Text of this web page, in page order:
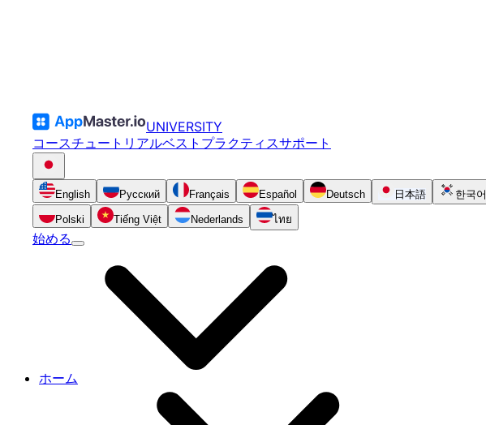
UNIVERSITY
コースチュートリアルベストプラクティスサポート
English Русский Français Español Deutsch 日本語 한국어
Polski Tiếng Việt Nederlands ไทย
始める
ホーム